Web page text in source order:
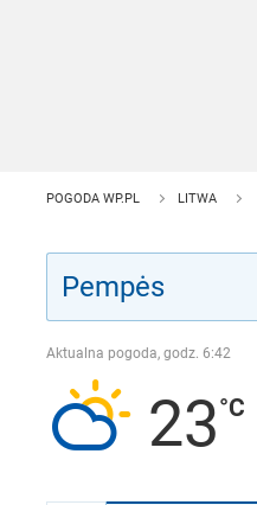
POGODA WP.PL LITWA
Aktualna pogoda, godz. 6:42
23